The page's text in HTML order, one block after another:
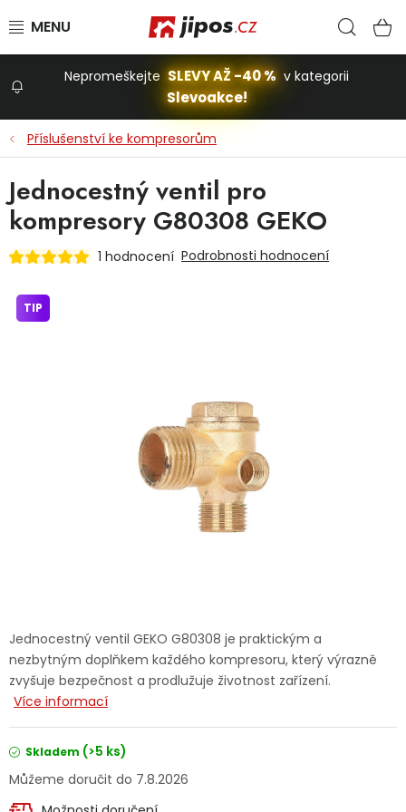
Stavba a dům
Fotovoltaika
Výprodej
Nepromeškejte SLEVY AŽ -40 % v kategorii
Slevoakce!
Příslušenství ke kompresorům
Jednocestný ventil GEKO G80308 je praktickým a
nezbytným doplňkem každého kompresoru, který výrazně
zvyšuje bezpečnost a prodlužuje životnost zařízení.
Více informací
Skladem (>5 ks)
7.8.2026
Jednocestný ventil pro
kompresory G80308 GEKO
1 hodnocení Podrobnosti hodnocení
TIP